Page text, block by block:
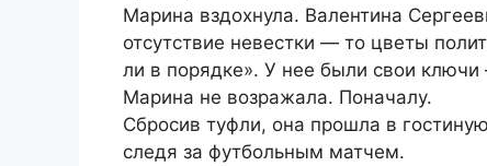
Марина вздохнула. Валентина
отсутствие невестки — то цветы
ли в порядке». У нее были свои ключи
Марина не возражала. Поначалу.
Сбросив туфли, она прошла в
следя за футбольным матчем.